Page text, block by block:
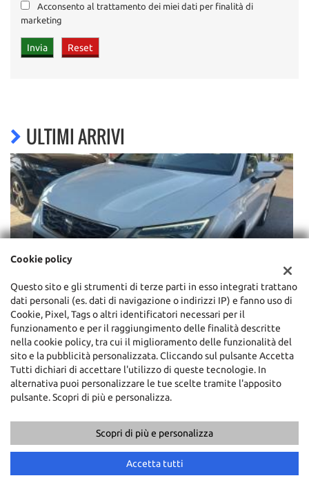
Acconsento al trattamento dei miei dati per finalità di
marketing
Contatta un consulente
ULTIMI ARRIVI
€ 15.800
SEAT
Ateca 1.6 TDI DSG Business Uniprò km 89000 legge 104
POTREBBE INTERESSARTI
Cookie policy
Questo sito e gli strumenti di terze parti in esso integrati trattano
dati personali (es. dati di navigazione o indirizzi IP) e fanno uso di
Cookie, Pixel, Tags o altri identificatori necessari per il
funzionamento e per il raggiungimento delle finalità descritte
nella cookie policy, tra cui il miglioramento delle funzionalità del
sito e la pubblicità personalizzata. Cliccando sul pulsante Accetta
Tutti dichiari di accettare l'utilizzo di queste tecnologie. In
alternativa puoi personalizzare le tue scelte tramite l'apposito
pulsante. Scopri di più e personalizza.
Scopri di più e personalizza
Accetta tutti